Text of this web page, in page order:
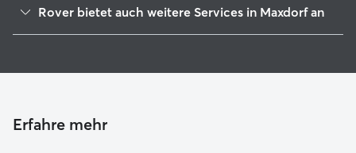
Dannstadt-Schauernheim
Mutterstadt
Rover bietet auch weitere Services in Maxdorf an
Hundekindergarten in Maxdorf
Erfahre mehr